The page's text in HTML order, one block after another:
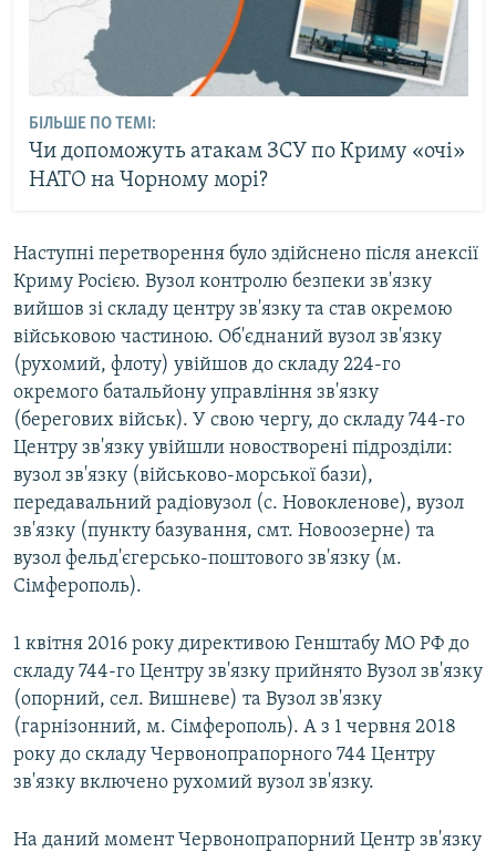
БІЛЬШЕ ПО ТЕМІ:
Чи допоможуть атакам ЗСУ по Криму «очі»
НАТО на Чорному морі?
Наступні перетворення було здійснено після анексії
Криму Росією. Вузол контролю безпеки зв'язку
вийшов зі складу центру зв'язку та став окремою
військовою частиною. Об'єднаний вузол зв'язку
(рухомий, флоту) увійшов до складу 224-го
окремого батальйону управління зв'язку
(берегових військ). У свою чергу, до складу 744-го
Центру зв'язку увійшли новостворені підрозділи:
вузол зв'язку (військово-морської бази),
передавальний радіовузол (с. Новокленове), вузол
зв'язку (пункту базування, смт. Новоозерне) та
вузол фельд'єгерсько-поштового зв'язку (м.
Сімферополь).
1 квітня 2016 року директивою Генштабу МО РФ до
складу 744-го Центру зв'язку прийнято Вузол зв'язку
(опорний, сел. Вишневе) та Вузол зв'язку
(гарнізонний, м. Сімферополь). А з 1 червня 2018
року до складу Червонопрапорного 744 Центру
зв'язку включено рухомий вузол зв'язку.
На даний момент Червонопрапорний Центр зв'язку